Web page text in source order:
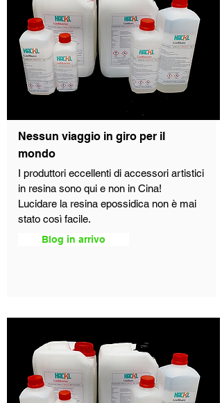
Nessun viaggio in giro per il
mondo
I produttori eccellenti di accessori artistici
in resina sono qui e non in Cina!
Lucidare la resina epossidica non è mai
stato così facile.
Blog in arrivo